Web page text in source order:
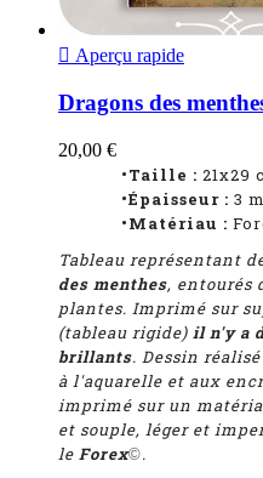
 Aperçu rapide
Dragons des
20,00 €
•Taille : 21x29
•Épaisseur : 3
•Matériau :
Tableau représentant
des menthes, entourés
plantes. Imprimé sur
(tableau rigide) il n'y a
brillants. Dessin
à l'aquarelle et aux
imprimé sur un
et souple, léger et
le Forex©.